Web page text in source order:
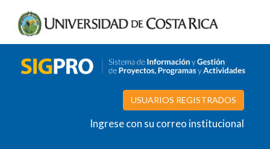
USUARIOS REGISTRADOS
Ingrese con su correo institucional